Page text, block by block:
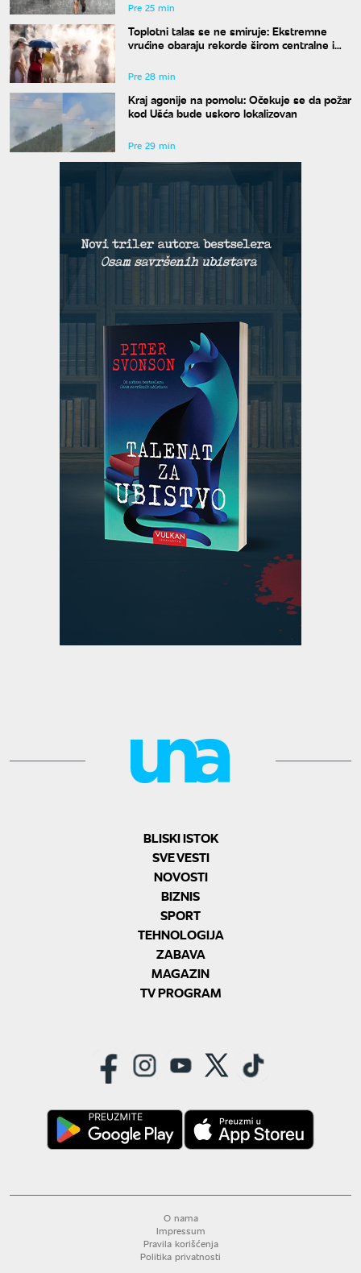
Pre 25 min
Toplotni talas se ne smiruje: Ekstremne
vrućine obaraju rekorde širom centralne i
Pre 28 min
Kraj agonije na pomolu: Očekuje se da požar
kod Ušća bude uskoro lokalizovan
Pre 29 min
BLISKI ISTOK
SVE VESTI
NOVOSTI
BIZNIS
SPORT
TEHNOLOGIJA
ZABAVA
MAGAZIN
TV PROGRAM
O nama
Impressum
Pravila korišćenja
Politika privatnosti